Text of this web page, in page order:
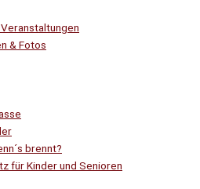
& Fotos
brennt?
für Kinder und Senioren